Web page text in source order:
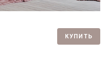
КУПИТЬ